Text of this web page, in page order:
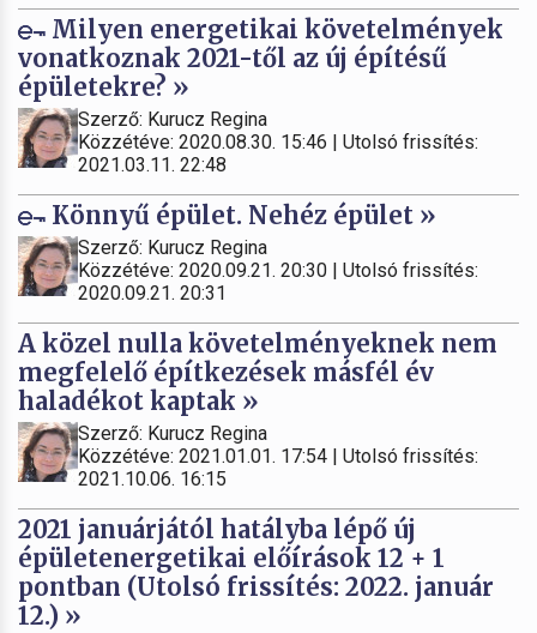
Milyen energetikai követelmények
vonatkoznak 2021-től az új építésű
épületekre? »
Szerző: Kurucz Regina
Közzétéve: 2020.08.30. 15:46 | Utolsó frissítés:
2021.03.11. 22:48
Könnyű épület. Nehéz épület »
Szerző: Kurucz Regina
Közzétéve: 2020.09.21. 20:30 | Utolsó frissítés:
2020.09.21. 20:31
A közel nulla követelményeknek nem
megfelelő építkezések másfél év
haladékot kaptak »
Szerző: Kurucz Regina
Közzétéve: 2021.01.01. 17:54 | Utolsó frissítés:
2021.10.06. 16:15
2021 januárjától hatályba lépő új
épületenergetikai előírások 12 + 1
pontban (Utolsó frissítés: 2022. január
12.) »